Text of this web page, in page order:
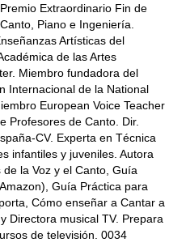
Extraordinario Fin de
Piano e Ingeniería.
Artísticas del
de las Artes
Miembro fundadora del
Internacional de la National
European Voice Teacher
Profesores de Canto. Dir.
CV. Experta en Técnica
infantiles y juveniles. Autora
la Voz y el Canto, Guía
Guía Práctica para
Cómo enseñar a Cantar a
Directora musical TV. Prepara
de televisión. 0034